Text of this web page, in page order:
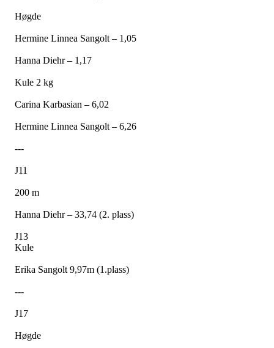
Høgde
Hermine Linnea Sangolt – 1,05
Hanna Diehr – 1,17
Kule 2 kg
Carina Karbasian – 6,02
Hermine Linnea Sangolt – 6,26
---
J11
200 m
Hanna Diehr – 33,74 (2. plass)
J13
Kule
Erika Sangolt 9,97m (1.plass)
---
J17
Høgde